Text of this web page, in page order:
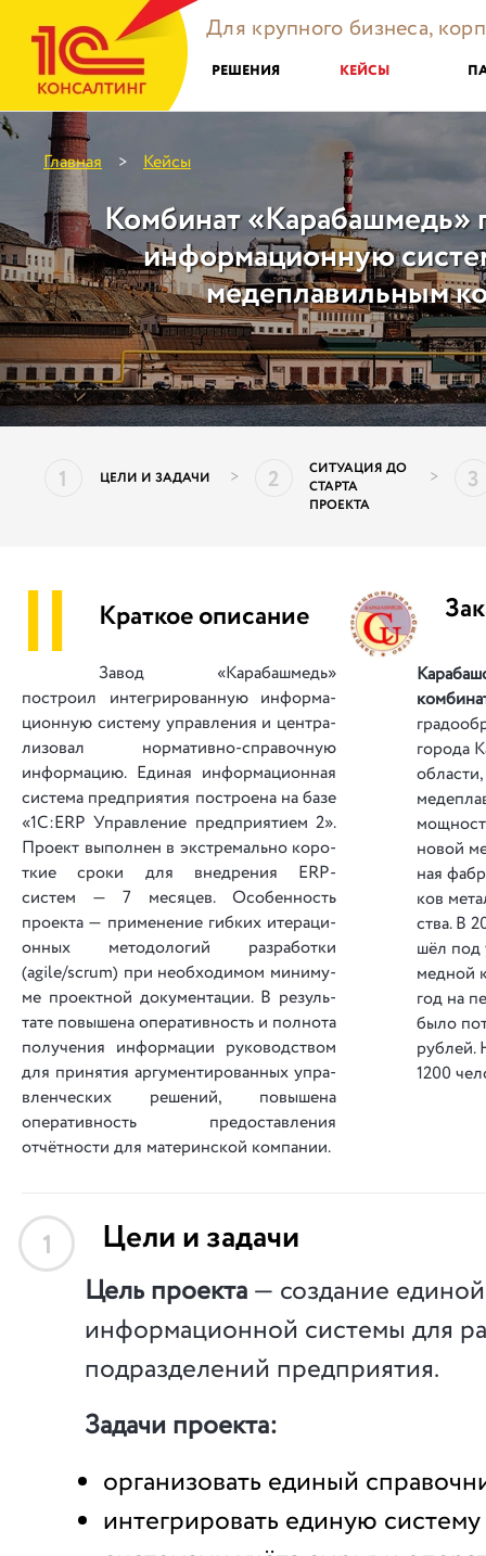
Для крупного бизнеса,
РЕШЕНИЯ КЕЙСЫ
Главная > Кейсы
Комбинат «Карабашмедь»
информационную
медеплавильным
1 ЦЕЛИ И ЗАДАЧИ > 2
СИТУАЦИЯ ДО
СТАРТА
ПРОЕКТА
> 3
|| Краткое описание
Завод «Карабашмедь»
построил ин­­те­г­ри­ро­ва­н­ную ин­фор­ма­
цион­ную систему управления и це­н­т­ра­
ли­зо­вал нормативно-справочную
информацию. Единая информационная
система предприятия построена на базе
«1С:ERP Управление предприятием 2».
Проект выполнен в экстремально ко­ро­
т­кие сроки для внедрения ERP-
систем — 7 месяцев. Особенность
проекта — при­ме­не­ние гиб­ких ите­ра­ци­
он­ных ме­то­до­ло­гий ра­з­ра­бот­ки
(agile/scrum) при не­об­хо­ди­мом ми­ни­му­
ме про­ект­ной до­ку­мен­та­ции. В ре­­зу­ль­­
та­­те по­вы­ше­на опе­ра­тив­ность и пол­но­та
по­лу­че­ния ин­­фо­р­­ма­­ции руководством
для принятия аргументированных уп­ра­
в­лен­чес­ких решений, повышена
оперативность предоставления
отчётности для материнской компании.
го­ро­да
но­вой
ная
ков
ства. В
шёл под
медной
год на
бы­ло
ру­блей.
1200
1 Цели и задачи
Цель проекта— создание единой
информационной системы для
подразделений предприятия.
Задачи проекта:
организовать единый
интегрировать единую